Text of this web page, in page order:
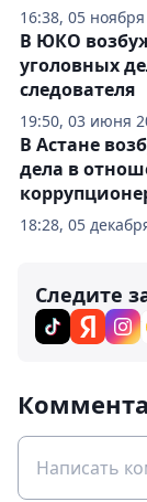
16:38, 05
19:50, 03 июня
В ЮКО
уголовных
следователя
18:28, 05
В Астане
дела в
Следите